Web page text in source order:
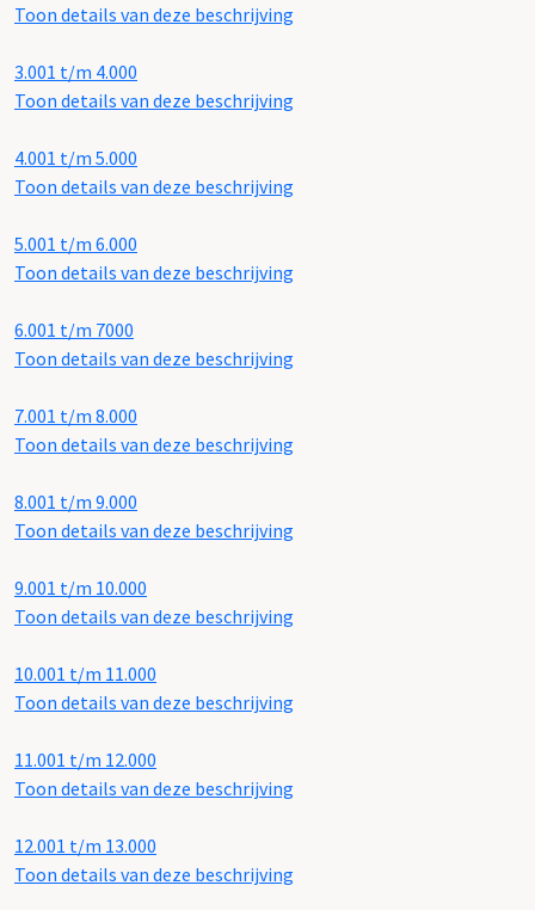
Toon details van deze beschrijving
3.001 t/m 4.000
Toon details van deze beschrijving
4.001 t/m 5.000
Toon details van deze beschrijving
5.001 t/m 6.000
Toon details van deze beschrijving
6.001 t/m 7000
Toon details van deze beschrijving
7.001 t/m 8.000
Toon details van deze beschrijving
8.001 t/m 9.000
Toon details van deze beschrijving
9.001 t/m 10.000
Toon details van deze beschrijving
10.001 t/m 11.000
Toon details van deze beschrijving
11.001 t/m 12.000
Toon details van deze beschrijving
12.001 t/m 13.000
Toon details van deze beschrijving